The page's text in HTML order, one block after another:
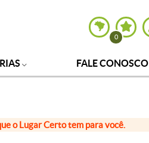
0
FALE CONOSCO
o Lugar Certo tem para você.